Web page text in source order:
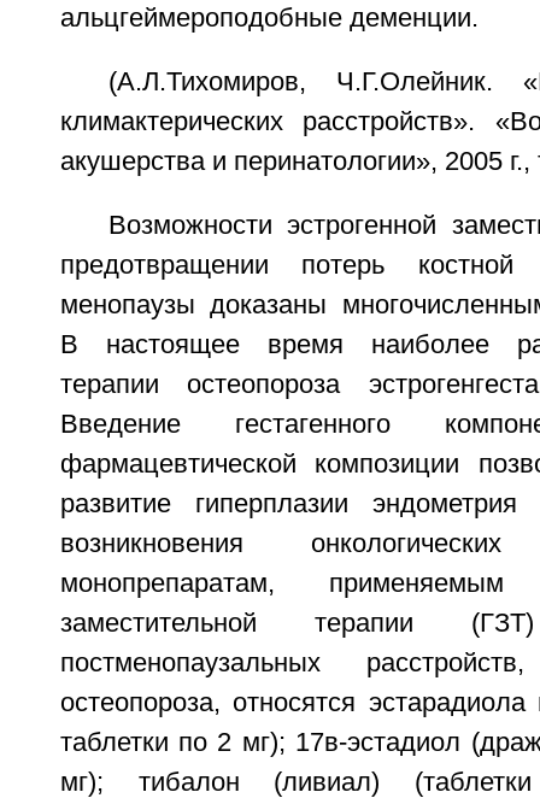
альцгеймероподобные деменции.
(А.Л.Тихомиров, Ч.Г.Олейник.
климактерических расстройств».
акушерства и перинатологии», 2005
Возможности эстрогенной
предотвращении потерь
менопаузы доказаны
В настоящее время наиболее
терапии остеопороза
Введение гестагенного
фармацевтической композиции
развитие гиперплазии
возникновения
монопрепаратам,
заместительной терапии
постменопаузальных
остеопороза, относятся
таблетки по 2 мг); 17в-эстадиол
мг); тибалон (ливиал)